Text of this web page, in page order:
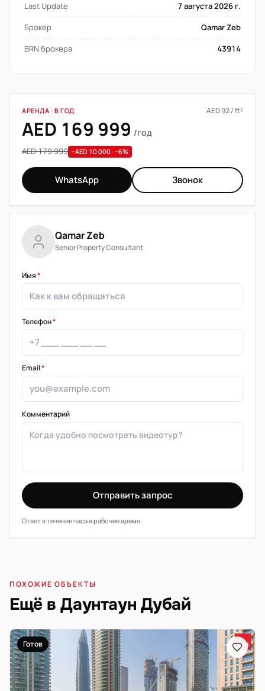
Last Update
7 августа 2026 г.
Брокер
Qamar Zeb
BRN брокера
43914
АРЕНДА · В ГОД AED 92 / ft²
AED 169 999 /год
AED 179 999 −AED 10 000 · −6%
WhatsApp Звонок
Qamar Zeb
Senior Property Consultant
Имя*
Телефон*
Email*
Комментарий
Отправить запрос
Ответ в течение часа в рабочее время.
ПОХОЖИЕ ОБЪЕКТЫ
Ещё в Даунтаун Дубай
Готов